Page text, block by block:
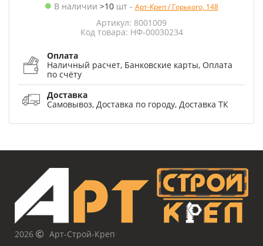
В наличии >10шт- Арт-Креп / Горького, 148
Артикул: 8001009
Код товара: НФ-00030234
Оплата
Наличный расчет, Банковские карты, Оплата
по счёту
Доставка
Самовывоз, Доставка по городу, Доставка ТК
2026
Арт-Строй-Креп